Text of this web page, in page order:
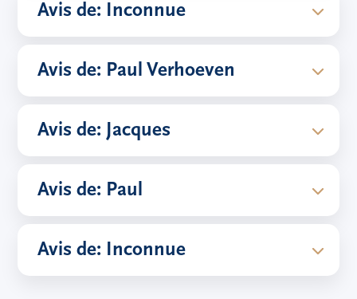
Avis de: Inconnue
Avis de: Paul Verhoeven
Avis de: Jacques
Avis de: Paul
Avis de: Inconnue